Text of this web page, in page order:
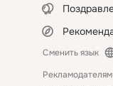
Сменить язык
Рекламодателям